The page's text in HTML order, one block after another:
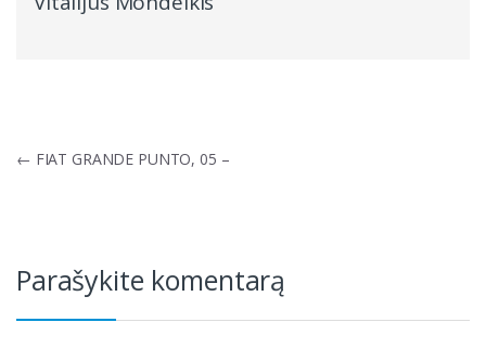
Navigacija
← FIAT GRANDE PUNTO, 05 –
Parašykite komentarą